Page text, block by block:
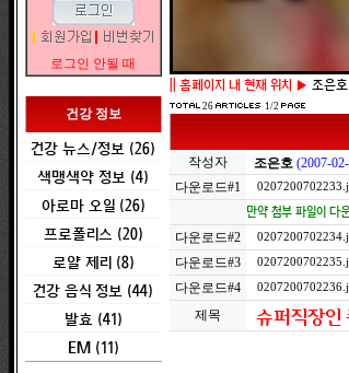
로그인 안될 때
건강 정보
건강 뉴스/정보 (26)
색맹색약 정보 (4)
아로마 오일 (26)
프로폴리스 (20)
로얄 제리 (8)
건강 음식 정보 (44)
발효 (41)
EM (11)
홈페이지 내 현재 위치 ▶ 조은
26 1/2
작성자
조은호 (2007-
다운로드#1
만약 첨부 파일이 다
다운로드#2
다운로드#3
다운로드#4
제목 슈퍼직장인